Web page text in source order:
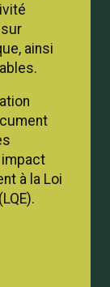
ainsi
à la Loi